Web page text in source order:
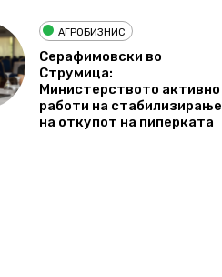
АГРОБИЗНИС
Серафимовски во
Струмица:
Министерството активно
работи на стабилизирање
на откупот на пиперката